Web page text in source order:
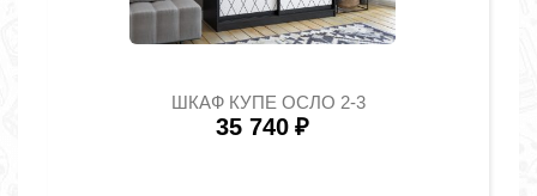
ШКАФ КУПЕ ОСЛО 2-3
35 740 ₽